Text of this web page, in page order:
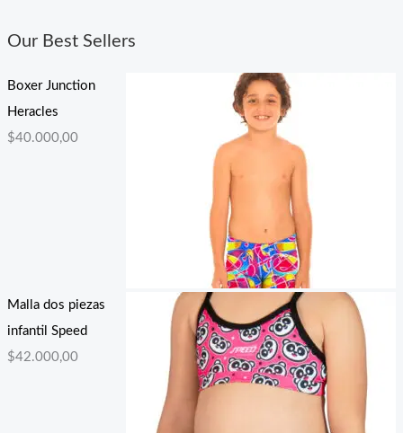
Our Best Sellers
Boxer Junction
Heracles
$40.000,00
Malla dos piezas
infantil Speed
$42.000,00